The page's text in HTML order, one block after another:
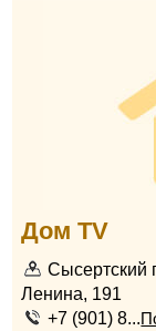
Дом TV
Сысертский
Ленина, 191
+7 (901) 8...